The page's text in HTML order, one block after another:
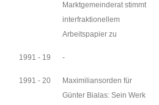
Marktgemeinderat stimmt
interfraktionellem
Arbeitspapier zu
1991 - 19 -
1991 - 20
Maximiliansorden für
Günter Bialas: Sein Werk